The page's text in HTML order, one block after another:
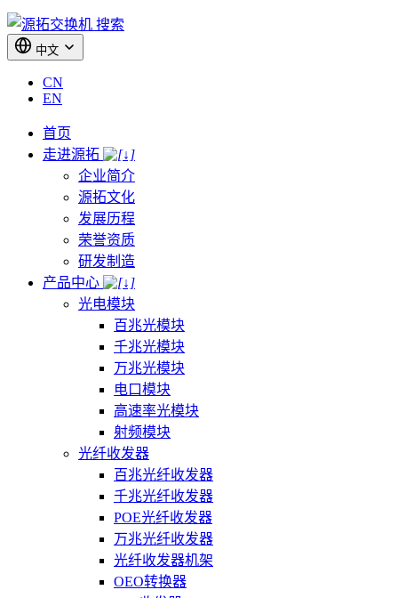
搜索
中文
CN
EN
首页
走进源拓
企业简介
源拓文化
发展历程
荣誉资质
研发制造
产品中心
光电模块
百兆光模块
千兆光模块
万兆光模块
电口模块
高速率光模块
射频模块
光纤收发器
百兆光纤收发器
千兆光纤收发器
POE光纤收发器
万兆光纤收发器
光纤收发器机架
OEO转换器